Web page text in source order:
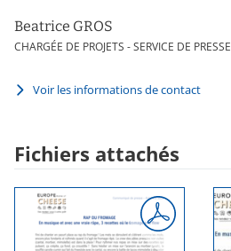
Beatrice GROS
CHARGÉE DE PROJETS - SERVICE DE PRESSE
Voir les informations de contact
Fichiers attachés